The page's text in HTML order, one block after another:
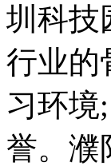
圳科技
行业的
习环境
誉。濮